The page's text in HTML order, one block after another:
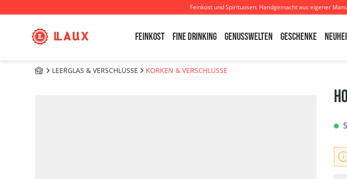
Feinkost und Spirituosen. Handgemacht aus eigener
Feinkost Fine Drinking Genusswelten Geschenke
ZUBEHÖRLEERGLAS & VERSCHLÜSSE KORKEN & VERSCHLÜSSE